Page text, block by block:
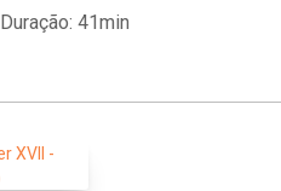
Duração: 41min